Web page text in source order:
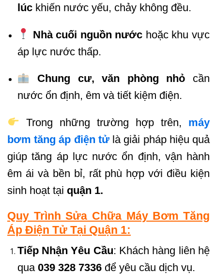
lúckhiến nước yếu, chảy không đều.
Nhà cuối nguồn nước hoặc khu vực
áp lực nước thấp.
Chung cư, văn phòng nhỏ cần
nước ổn định, êm và tiết kiệm điện.
Trong những trường hợp trên, máy
bơm tăng áp điện tửlà giải pháp hiệu quả
giúp tăng áp lực nước ổn định, vận hành
êm ái và bền bỉ, rất phù hợp với điều kiện
sinh hoạt tại quận 1.
Quy Trình Sửa Chữa Máy Bơm Tăng
Áp Điện Tử Tại Quận 1:
Tiếp Nhận Yêu Cầu: Khách hàng liên hệ
qua 039 328 7336 để yêu cầu dịch vụ.